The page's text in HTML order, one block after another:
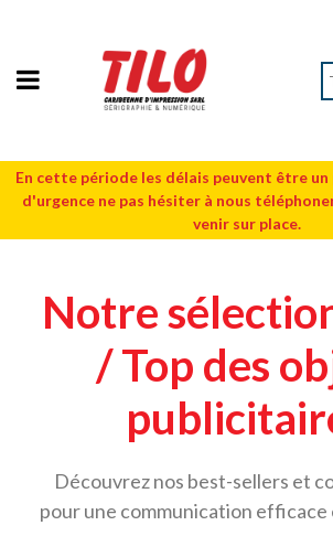
En cette période les délais peuvent être un
d'urgence ne pas hésiter à nous
venir sur place.
Notre
/ Top des
Découvrez nos best-sellers et
pour une communication efficace